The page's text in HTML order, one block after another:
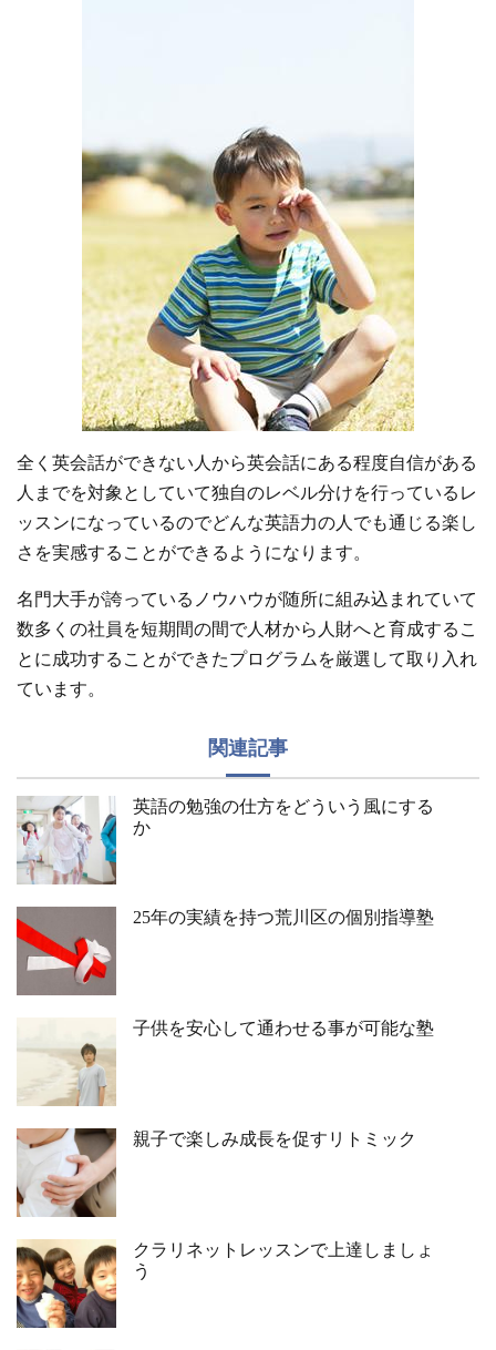
全く英会話ができない人から英会話にある程度自信がある
人までを対象としていて独自のレベル分けを行っているレ
ッスンになっているのでどんな英語力の人でも通じる楽し
さを実感することができるようになります。
名門大手が誇っているノウハウが随所に組み込まれていて
数多くの社員を短期間の間で人材から人財へと育成するこ
とに成功することができたプログラムを厳選して取り入れ
ています。
関連記事
英語の勉強の仕方をどういう風にする
か
25年の実績を持つ荒川区の個別指導塾
子供を安心して通わせる事が可能な塾
親子で楽しみ成長を促すリトミック
クラリネットレッスンで上達しましょ
う